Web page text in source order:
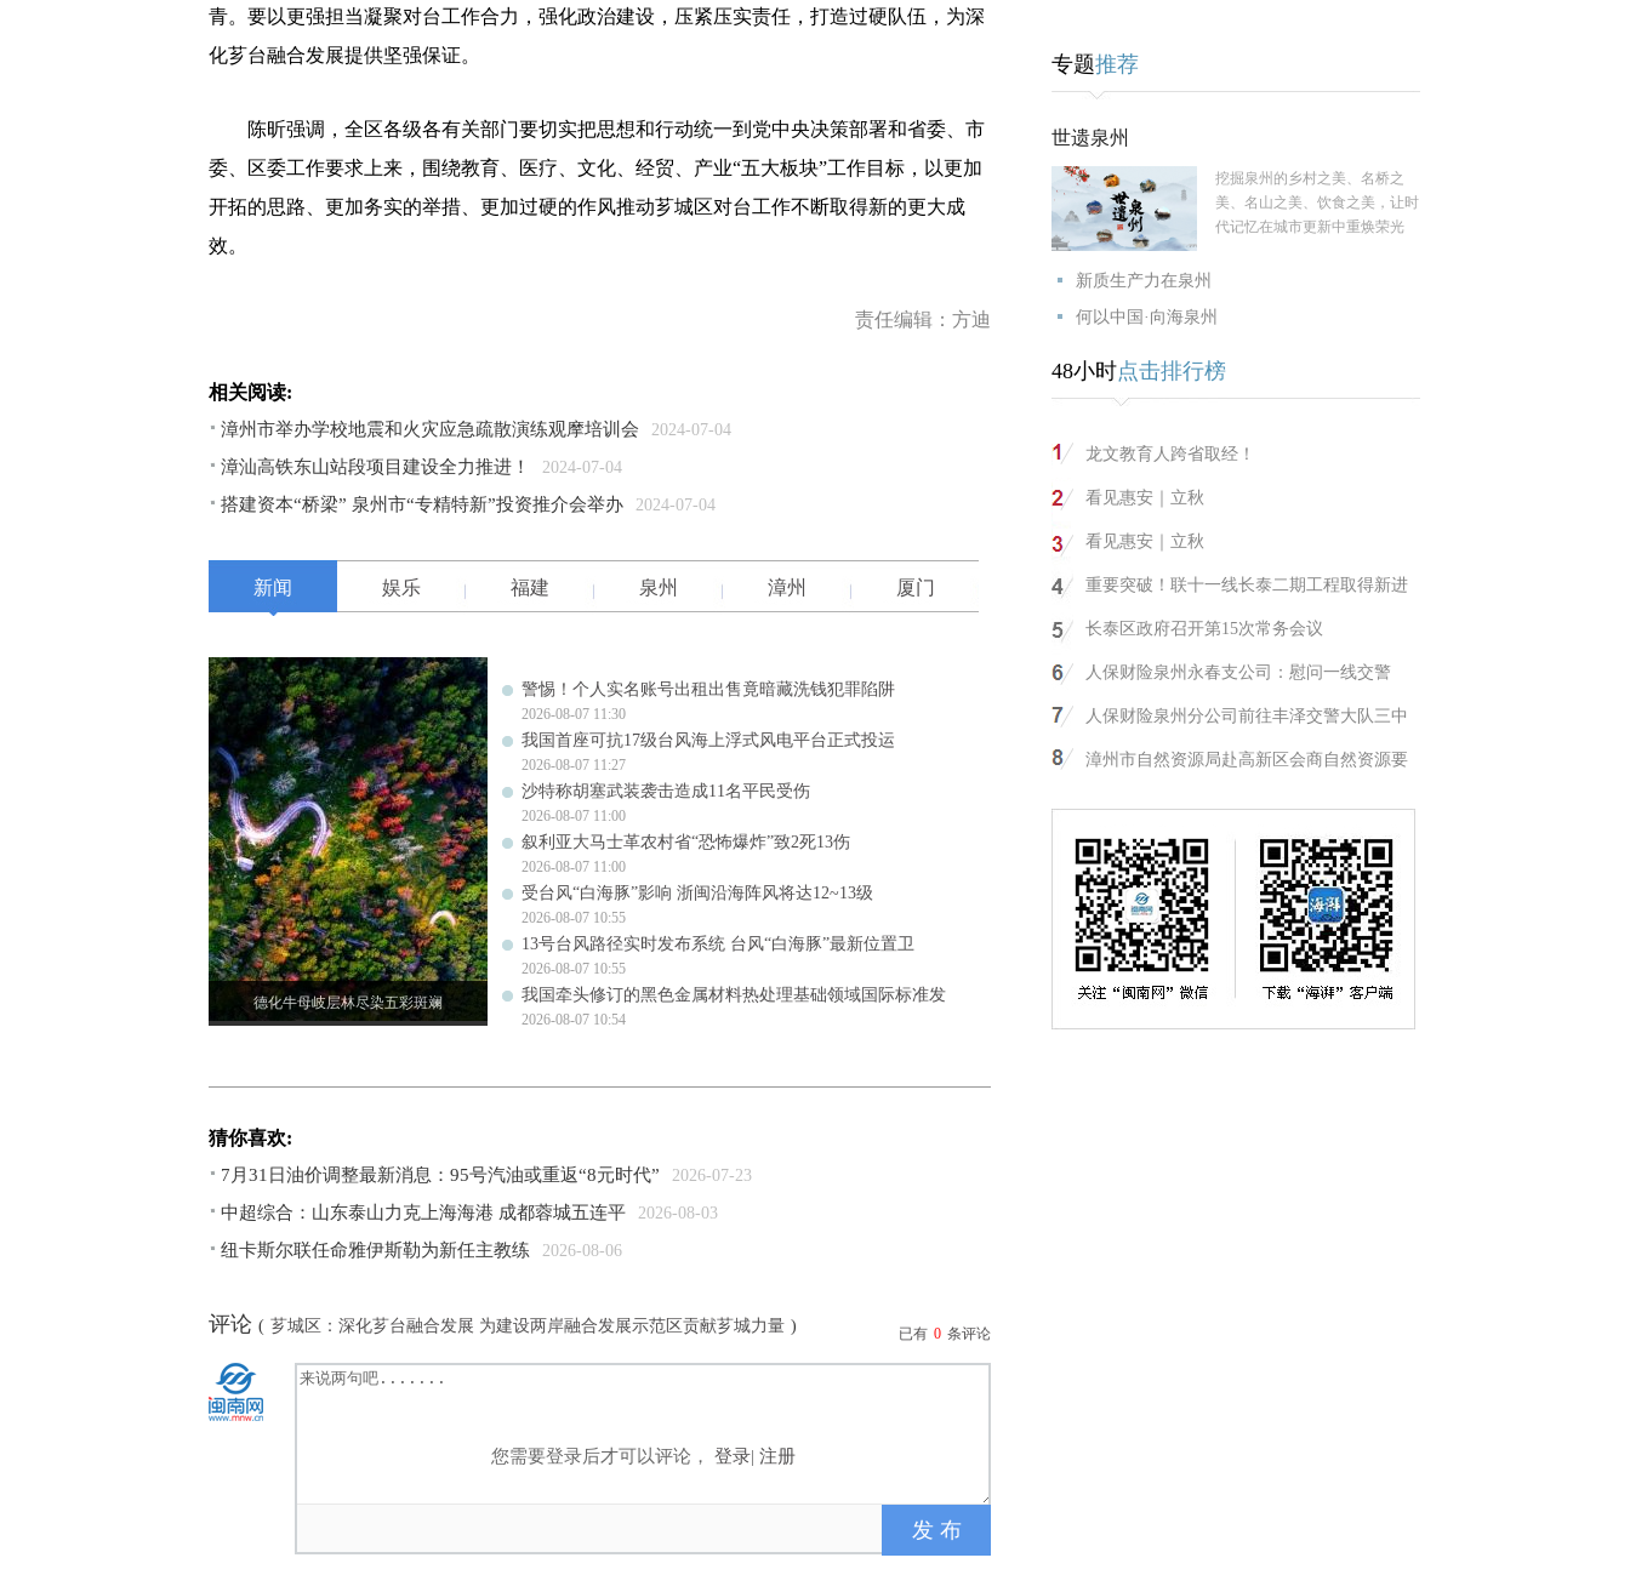
青。要以更强担当凝聚对台工作合力，强化政治建设，压紧压实责任，打造过硬队伍，为深
化芗台融合发展提供坚强保证。
陈昕强调，全区各级各有关部门要切实把思想和行动统一到党中央决策部署和省委、市
委、区委工作要求上来，围绕教育、医疗、文化、经贸、产业“五大板块”工作目标，以更加
开拓的思路、更加务实的举措、更加过硬的作风推动芗城区对台工作不断取得新的更大成
效。
责任编辑：方迪
相关阅读:
漳州市举办学校地震和火灾应急疏散演练观摩培训会 2024-07-04
漳汕高铁东山站段项目建设全力推进！ 2024-07-04
搭建资本“桥梁” 泉州市“专精特新”投资推介会举办 2024-07-04
新闻 娱乐 福建 泉州 漳州 厦门
德化牛母岐层林尽染五彩斑斓
警惕！个人实名账号出租出售竟暗藏洗钱犯罪陷阱
2026-08-07 11:30
我国首座可抗17级台风海上浮式风电平台正式投运
2026-08-07 11:27
沙特称胡塞武装袭击造成11名平民受伤
2026-08-07 11:00
叙利亚大马士革农村省“恐怖爆炸”致2死13伤
2026-08-07 11:00
受台风“白海豚”影响 浙闽沿海阵风将达12~13级
2026-08-07 10:55
13号台风路径实时发布系统 台风“白海豚”最新位置卫
2026-08-07 10:55
我国牵头修订的黑色金属材料热处理基础领域国际标准发
2026-08-07 10:54
猜你喜欢:
7月31日油价调整最新消息：95号汽油或重返“8元时代” 2026-07-23
中超综合：山东泰山力克上海海港 成都蓉城五连平 2026-08-03
纽卡斯尔联任命雅伊斯勒为新任主教练 2026-08-06
评论 ( 芗城区：深化芗台融合发展 为建设两岸融合发展示范区贡献芗城力量 ) 已有 0 条评论
您需要登录后才可以评论， 登录| 注册
专题推荐
世遗泉州
挖掘泉州的乡村之美、名桥之
美、名山之美、饮食之美，让时
代记忆在城市更新中重焕荣光
新质生产力在泉州
何以中国·向海泉州
48小时点击排行榜
龙文教育人跨省取经！
看见惠安｜立秋
看见惠安｜立秋
重要突破！联十一线长泰二期工程取得新进
长泰区政府召开第15次常务会议
人保财险泉州永春支公司：慰问一线交警
人保财险泉州分公司前往丰泽交警大队三中
漳州市自然资源局赴高新区会商自然资源要